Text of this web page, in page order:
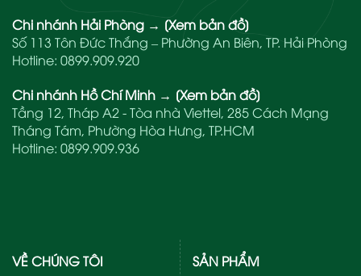
Chi nhánh Hải Phòng → [Xem bản đồ]
Số 113 Tôn Đức Thắng – Phường An Biên, TP. Hải Phòng
Hotline: 0899.909.920
Chi nhánh Hồ Chí Minh → [Xem bản đồ]
Tầng 12, Tháp A2 - Tòa nhà Viettel, 285 Cách Mạng
Tháng Tám, Phường Hòa Hưng, TP.HCM
Hotline: 0899.909.936
VỀ CHÚNG TÔI
SẢN PHẨM